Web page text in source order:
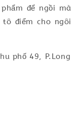
để ngồi mà
điểm cho ngôi
phố 49, P.Long